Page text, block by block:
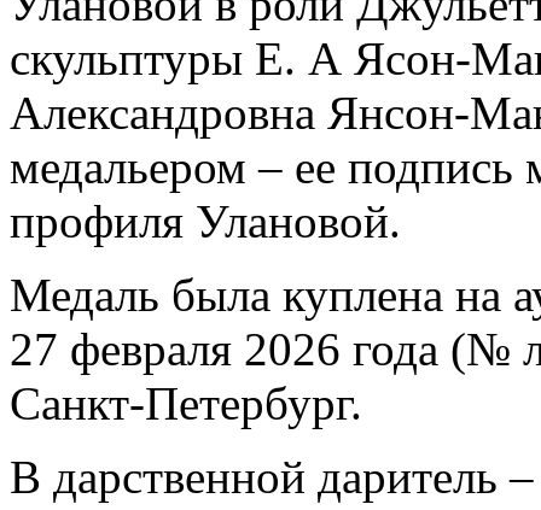
скульптуры Е. А Ясон-
Александровна Янсон-
медальером – ее подпись
профиля Улановой.
Медаль была куплена на
27 февраля 2026 года (№
Санкт-Петербург.
В дарственной даритель